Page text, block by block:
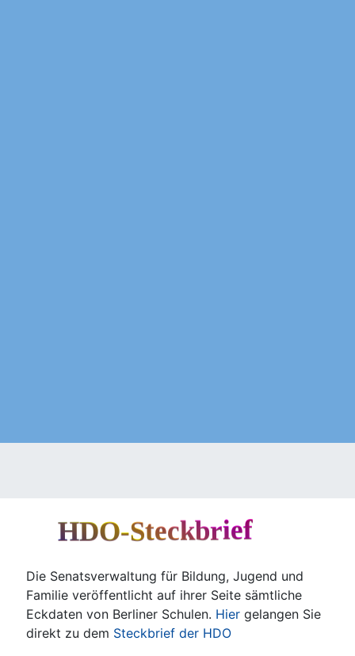
HDO-Steckbrief
Die Senats­ver­wal­tung für Bil­dung, Jugend und
Fami­lie ver­öf­fent­licht auf ihrer Sei­te sämt­li­che
Eck­da­ten von Ber­li­ner Schu­len. Hier gelan­gen Sie
direkt zu dem Steck­brief der HDO